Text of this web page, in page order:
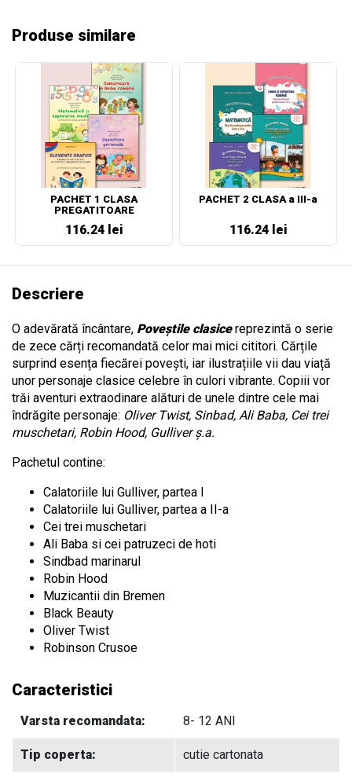
Produse similare
PACHET 1 CLASA
PREGATITOARE
116.24 lei
PACHET 2 CLASA a III-a
116.24 lei
Descriere
O adevărată încântare, Poveștile clasicereprezintă o serie
de zece cărți recomandată celor mai mici cititori. Cărțile
surprind esența fiecărei povești, iar ilustrațiile vii dau viață
unor personaje clasice celebre în culori vibrante. Copiii vor
trăi aventuri extraodinare alături de unele dintre cele mai
îndrăgite personaje: Oliver Twist, Sinbad, Ali Baba, Cei trei
muschetari, Robin Hood, Gulliver ș.a.
Pachetul contine:
Calatoriile lui Gulliver, partea I
Calatoriile lui Gulliver, partea a II-a
Cei trei muschetari
Ali Baba si cei patruzeci de hoti
Sindbad marinarul
Robin Hood
Muzicantii din Bremen
Black Beauty
Oliver Twist
Robinson Crusoe
Caracteristici
Varsta recomandata: 8- 12 ANI
Tip coperta: cutie cartonata